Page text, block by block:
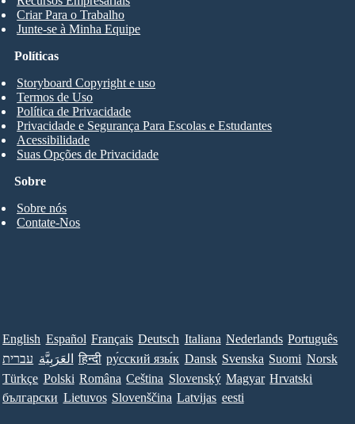
Criar Para o Trabalho
Junte-se à Minha Equipe
Sobre
Sobre nós
Contate-Nos
Políticas
Storyboard Copyright e uso
Termos de Uso
Política de Privacidade
Privacidade e Segurança Para Escolas e Estudantes
Acessibilidade
Suas Opções de Privacidade
English Español Français Deutsch Italiana Nederlands Português
עברית العَرَبِيَّة हिन्दी ру́сский язы́к Dansk Svenska Suomi Norsk
Türkçe Polski Româna Ceština Slovenský Magyar Hrvatski
български Lietuvos Slovenščina Latvijas eesti